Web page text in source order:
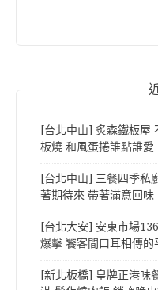
[台北中山] 炙森鐵板屋
板燒 和風蛋捲誰點誰愛
[台北中山] 三餐四季私
著期待來 帶著滿意回味
[台北大安] 安東市場
爆擊 饕客間口耳相傳的
[新北板橋] 皇牌正港味